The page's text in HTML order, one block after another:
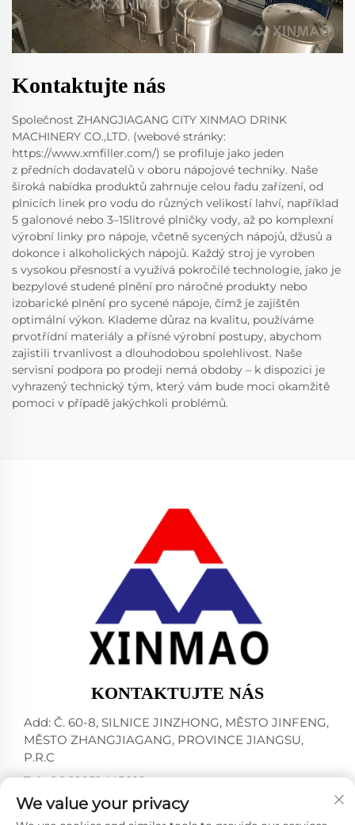
Kontaktujte nás
Společnost ZHANGJIAGANG CITY XINMAO DRINK
MACHINERY CO.,LTD. (webové stránky:
https://www.xmfiller.com/) se profiluje jako jeden
z předních dodavatelů v oboru nápojové techniky. Naše
široká nabídka produktů zahrnuje celou řadu zařízení, od
plnicích linek pro vodu do různých velikostí lahví, například
5 galonové nebo 3–15litrové plničky vody, až po komplexní
výrobní linky pro nápoje, včetně sycených nápojů, džusů a
dokonce i alkoholických nápojů. Každý stroj je vyroben
s vysokou přesností a využívá pokročilé technologie, jako je
bezpylové studené plnění pro náročné produkty nebo
izobarické plnění pro sycené nápoje, čímž je zajištěn
optimální výkon. Klademe důraz na kvalitu, používáme
prvotřídní materiály a přísné výrobní postupy, abychom
zajistili trvanlivost a dlouhodobou spolehlivost. Naše
servisní podpora po prodeji nemá obdoby – k dispozici je
vyhrazený technický tým, který vám bude moci okamžitě
pomoci v případě jakýchkoli problémů.
KONTAKTUJTE NÁS
Add: Č. 60-8, SILNICE JINZHONG, MĚSTO JINFENG,
MĚSTO ZHANGJIAGANG, PROVINCE JIANGSU,
P.R.C
Tel:+86-18952445692
E-mail: [email protected]
We value your privacy